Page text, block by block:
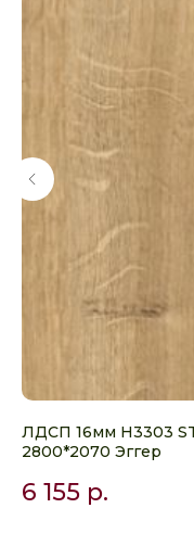
ЛДСП 16мм H3303
2800*2070 Эггер
6 155 р.